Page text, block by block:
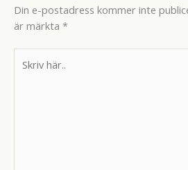
Din e-postadress kommer inte
är märkta *
här..